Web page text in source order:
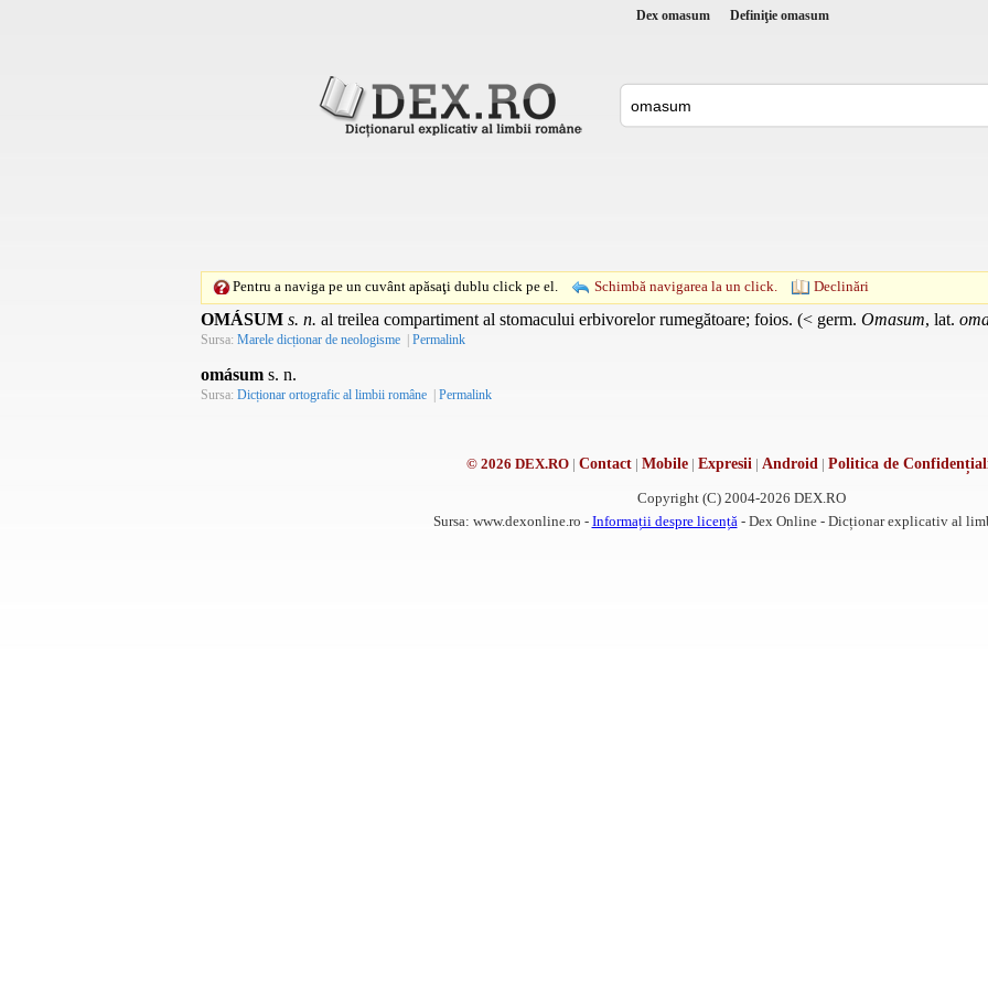
Dex omasum Definiţie omasum
Pentru a naviga pe un cuvânt apăsaţi dublu click pe el. Schimbă navigarea la un click. Declinări
OMÁSUM s. n. al treilea compartiment al stomacului erbivorelor rumegătoare; foios. (< germ. Omasum, lat.
Sursa: Marele dicționar de neologisme | Permalink
omásum s. n.
Sursa: Dicționar ortografic al limbii române | Permalink
© 2026 DEX.RO| Contact| Mobile| Expresii | Android | Politica de
Copyright (C) 2004-2026 DEX.RO
Sursa: www.dexonline.ro - Informații despre licență - Dex Online - Dicționar explicativ al